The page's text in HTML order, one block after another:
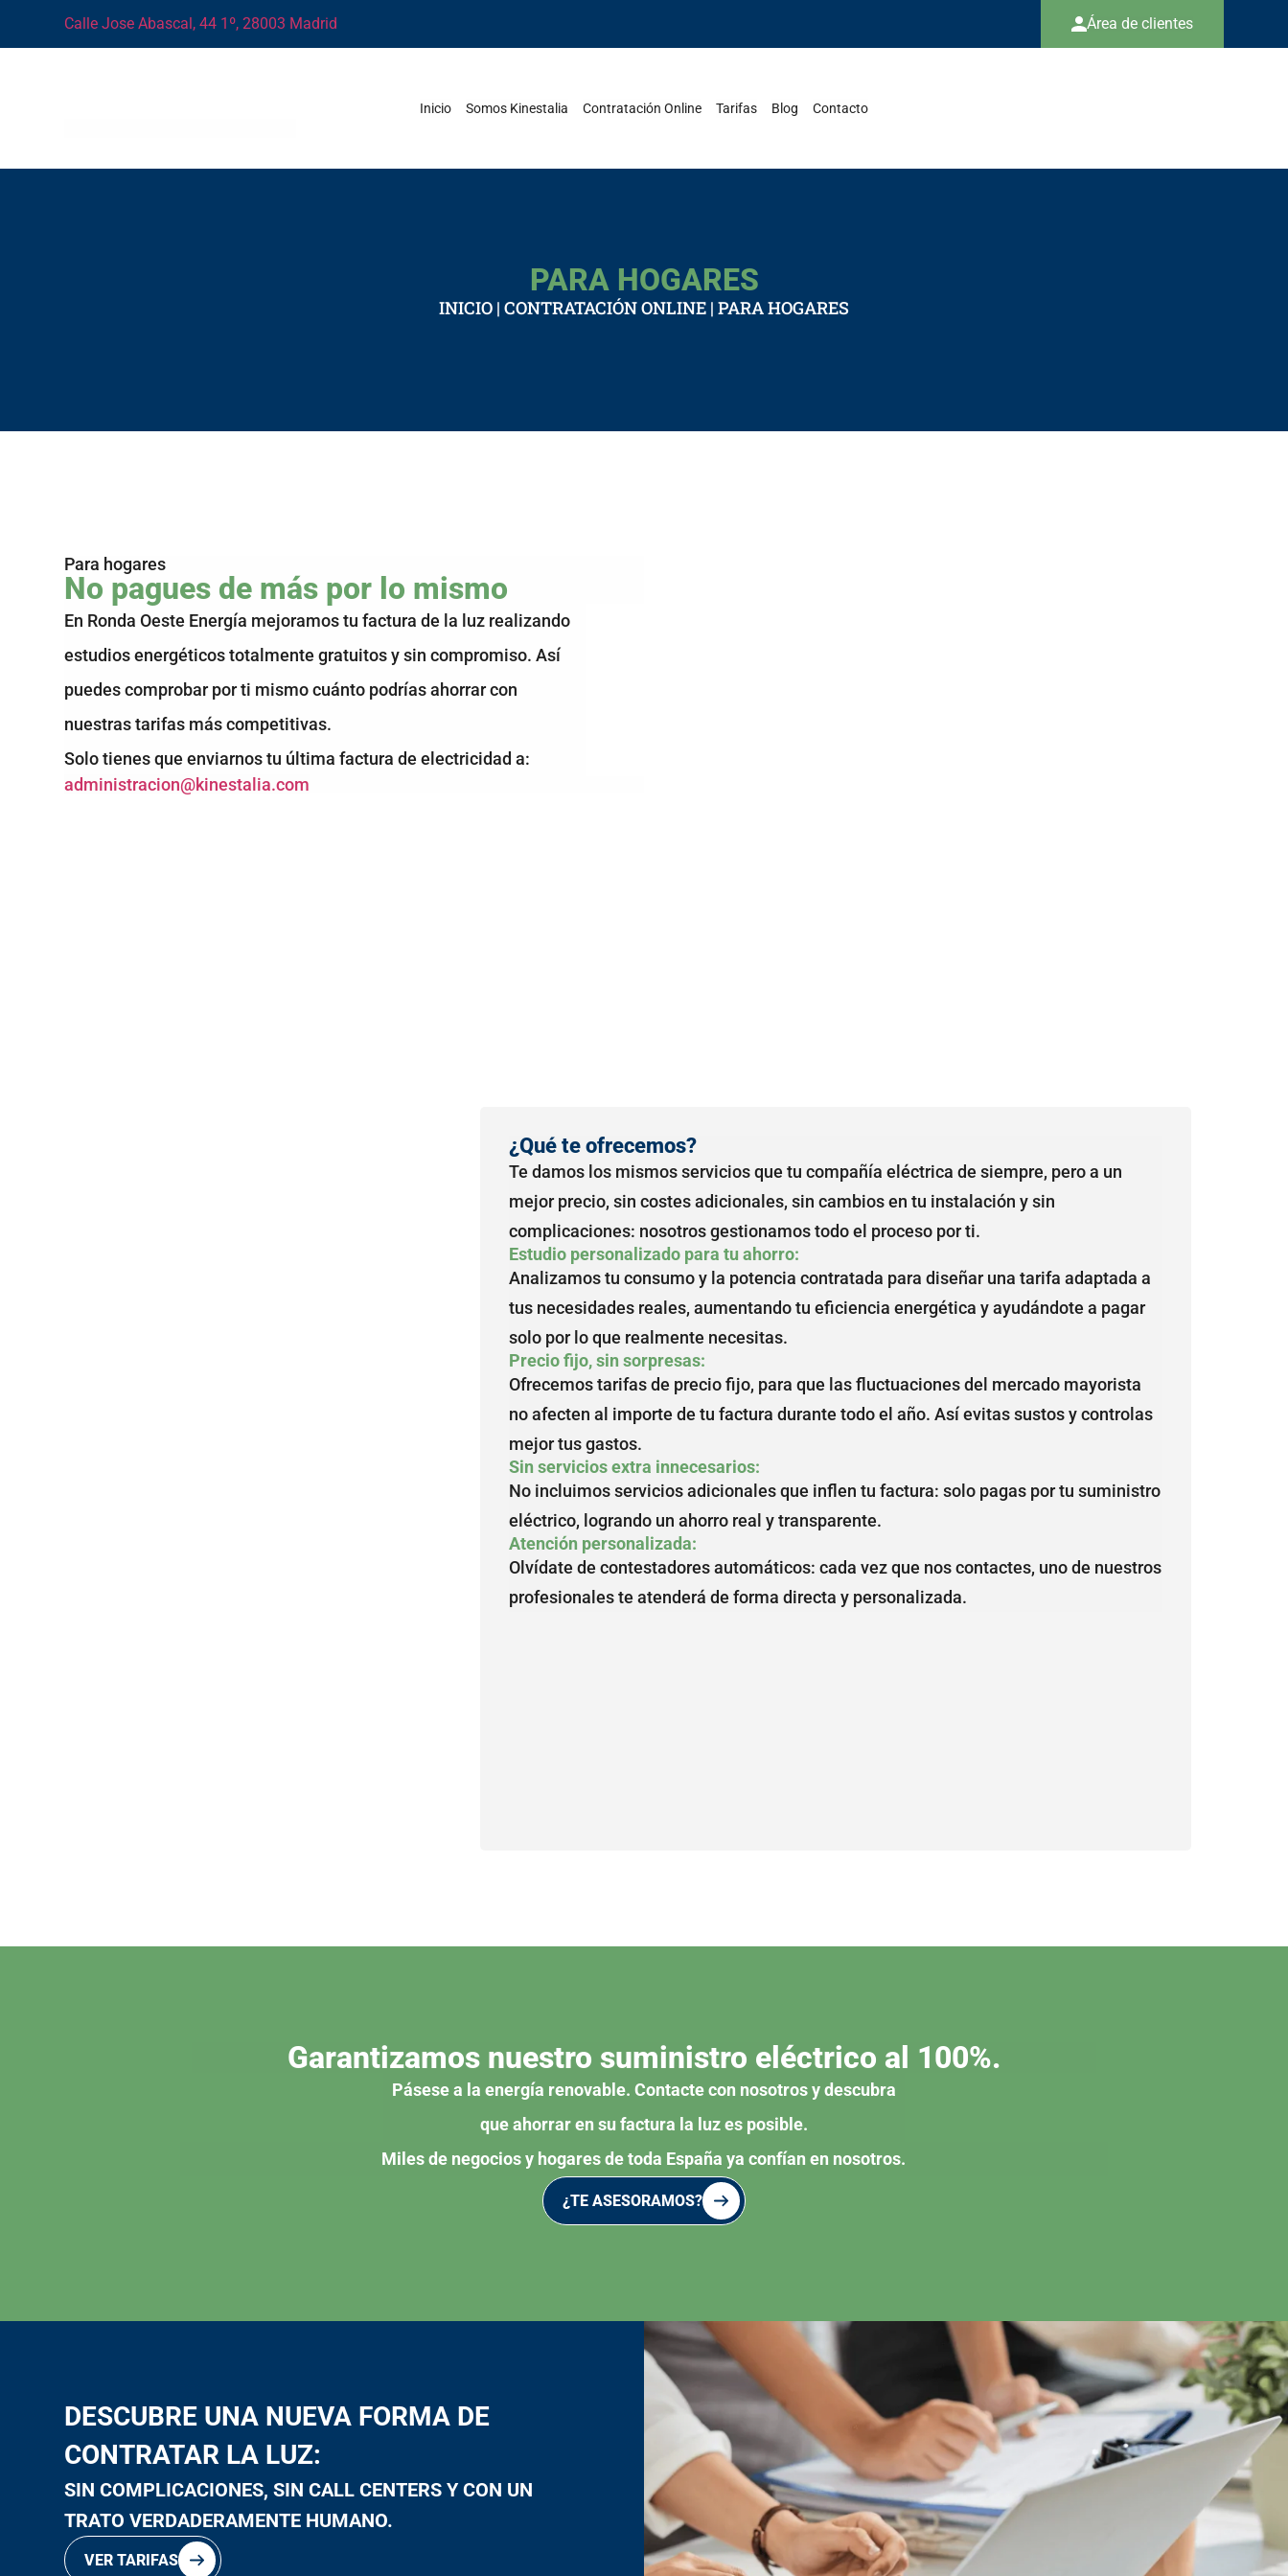
Calle Jose Abascal, 44 1º, 28003 Madrid Área de clientes
Inicio Somos Kinestalia Contratación Online Tarifas Blog Contacto
PARA HOGARES
INICIO | CONTRATACIÓN ONLINE | PARA HOGARES
Para hogares
No pagues de más por lo mismo
En Ronda Oeste Energía mejoramos tu factura de la luz realizando
estudios energéticos totalmente gratuitos y sin compromiso. Así
puedes comprobar por ti mismo cuánto podrías ahorrar con
nuestras tarifas más competitivas.
Solo tienes que enviarnos tu última factura de electricidad a:
administracion@kinestalia.com
¿Qué te ofrecemos?
Te damos los mismos servicios que tu compañía eléctrica de siempre, pero a un
mejor precio, sin costes adicionales, sin cambios en tu instalación y sin
complicaciones: nosotros gestionamos todo el proceso por ti.
Estudio personalizado para tu ahorro:
Analizamos tu consumo y la potencia contratada para diseñar una tarifa adaptada a
tus necesidades reales, aumentando tu eficiencia energética y ayudándote a pagar
solo por lo que realmente necesitas.
Precio fijo, sin sorpresas:
Ofrecemos tarifas de precio fijo, para que las fluctuaciones del mercado mayorista
no afecten al importe de tu factura durante todo el año. Así evitas sustos y controlas
mejor tus gastos.
Sin servicios extra innecesarios:
No incluimos servicios adicionales que inflen tu factura: solo pagas por tu suministro
eléctrico, logrando un ahorro real y transparente.
Atención personalizada:
Olvídate de contestadores automáticos: cada vez que nos contactes, uno de nuestros
profesionales te atenderá de forma directa y personalizada.
Garantizamos nuestro suministro eléctrico al 100%.
Pásese a la energía renovable. Contacte con nosotros y descubra
que ahorrar en su factura la luz es posible.
Miles de negocios y hogares de toda España ya confían en nosotros.
¿TE ASESORAMOS?
DESCUBRE UNA NUEVA FORMA DE
CONTRATAR LA LUZ:
SIN COMPLICACIONES, SIN CALL CENTERS Y CON UN
TRATO VERDADERAMENTE HUMANO.
VER TARIFAS